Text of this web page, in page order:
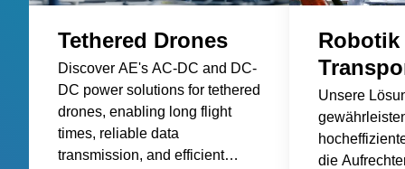
Tethered Drones
Discover AE's AC-DC and DC-
DC power solutions for tethered
drones, enabling long flight
times, reliable data
transmission, and efficient
Unsere
die